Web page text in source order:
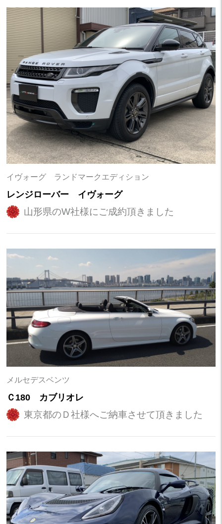
イヴォーグ ランドマークエディション
レンジローバー イヴォーグ
山形県のW社様にご成約頂きました
メルセデスベンツ
Ｃ180 カブリオレ
東京都のＤ社様へご納車させて頂きました